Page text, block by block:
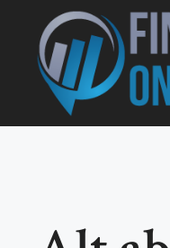
springen